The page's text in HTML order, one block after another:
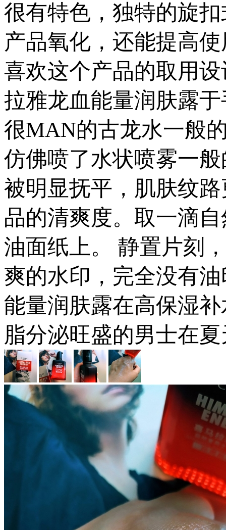
很有特色，独特的旋
产品氧化，还能提高
喜欢这个产品的取用
拉雅龙血能量润肤露
很MAN的古龙水一般
仿佛喷了水状喷雾一
被明显抚平，肌肤纹
品的清爽度。取一滴
油面纸上。 静置片刻
爽的水印，完全没有
能量润肤露在高保湿
脂分泌旺盛的男士在